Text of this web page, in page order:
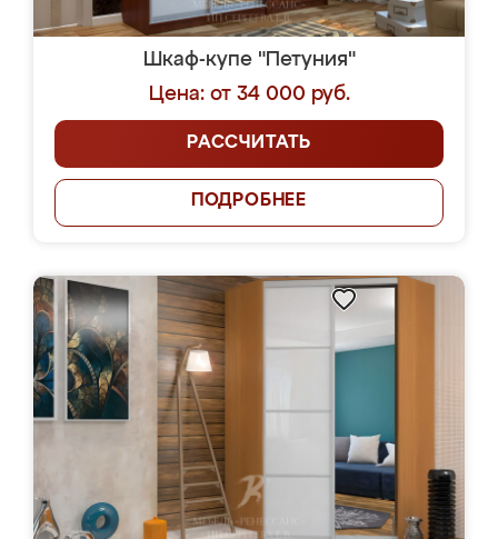
Шкаф-купе "Петуния"
Цена: от 34 000 руб.
РАССЧИТАТЬ
ПОДРОБНЕЕ